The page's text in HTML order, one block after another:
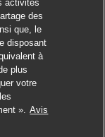
activités
des
que, le
disposant
à
plus
votre
». Avis